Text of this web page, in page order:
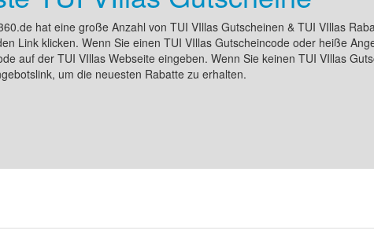
hat eine große Anzahl von TUI VIllas Gutscheinen & TUI VIllas
Link klicken. Wenn Sie einen TUI VIllas Gutscheincode oder heiße
auf der TUI VIllas Webseite eingeben. Wenn Sie keinen TUI VIllas
um die neuesten Rabatte zu erhalten.